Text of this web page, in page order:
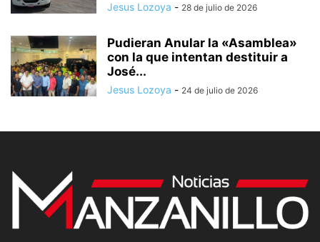
Jesus Lozoya - 28 de julio de 2026
Pudieran Anular la «Asamblea»
con la que intentan destituir a
José...
Jesus Lozoya - 24 de julio de 2026